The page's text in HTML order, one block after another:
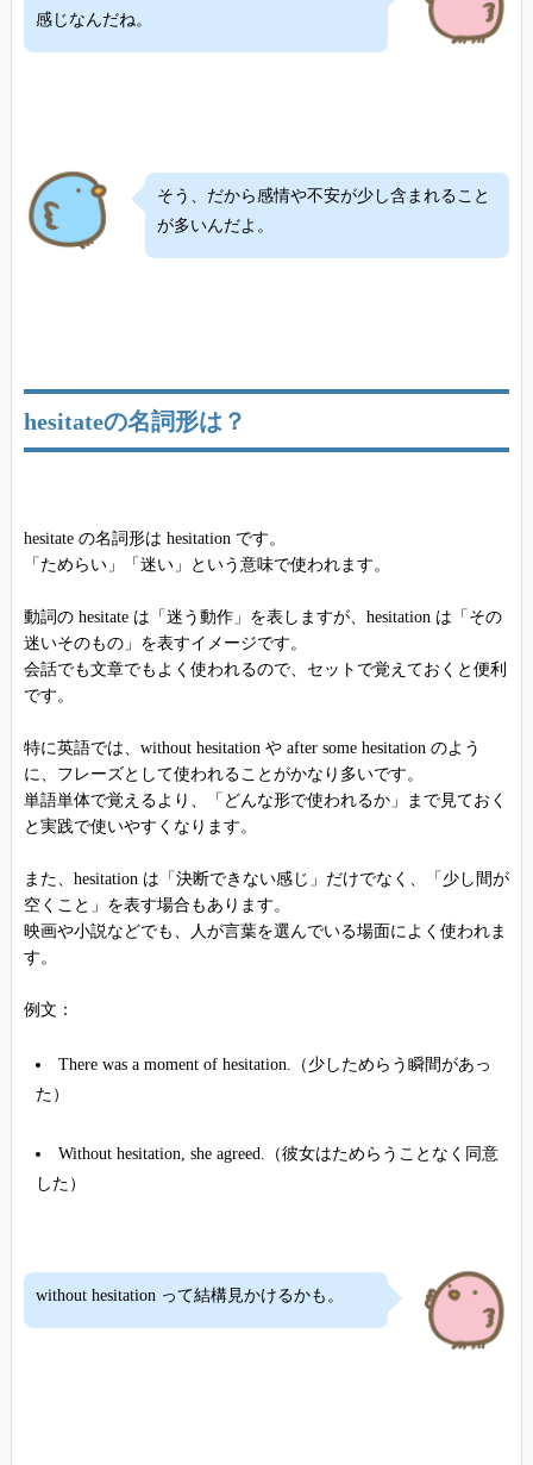
感じなんだね。
そう、だから感情や不安が少し含まれること
が多いんだよ。
hesitateの名詞形は？
hesitate の名詞形は hesitation です。
「ためらい」「迷い」という意味で使われます。
動詞の hesitate は「迷う動作」を表しますが、hesitation は「その
迷いそのもの」を表すイメージです。
会話でも文章でもよく使われるので、セットで覚えておくと便利
です。
特に英語では、without hesitation や after some hesitation のよう
に、フレーズとして使われることがかなり多いです。
単語単体で覚えるより、「どんな形で使われるか」まで見ておく
と実践で使いやすくなります。
また、hesitation は「決断できない感じ」だけでなく、「少し間が
空くこと」を表す場合もあります。
映画や小説などでも、人が言葉を選んでいる場面によく使われま
す。
例文：
There was a moment of hesitation.（少しためらう瞬間があっ
た）
Without hesitation, she agreed.（彼女はためらうことなく同意
した）
without hesitation って結構見かけるかも。